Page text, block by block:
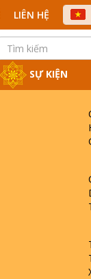
LIÊN HỆ
SỰ KIỆN